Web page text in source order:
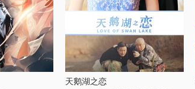
天鹅湖之恋